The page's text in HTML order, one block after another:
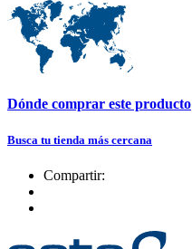
Dónde comprar este producto
Busca tu tienda más cercana
Compartir: